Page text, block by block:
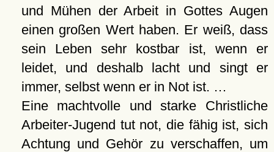
und Mühen der Arbeit in Gottes Augen
einen großen Wert haben. Er weiß, dass
sein Leben sehr kostbar ist, wenn er
leidet, und deshalb lacht und singt er
immer, selbst wenn er in Not ist. …
Eine machtvolle und starke Christliche
Arbeiter-Jugend tut not, die fähig ist, sich
Achtung und Gehör zu verschaffen, um